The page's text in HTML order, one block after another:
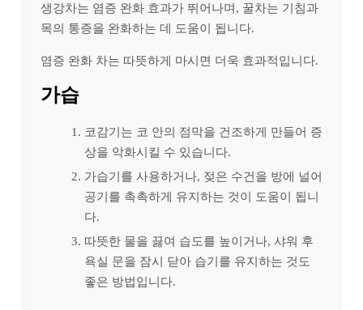
생강차는 염증 완화 효과가 뛰어나며, 꿀차는 기침과
목의 통증을 완화하는 데 도움이 됩니다.
염증 완화 차는 따뜻하게 마시면 더욱 효과적입니다.
가습
코감기는 코 안의 점막을 건조하게 만들어 증
상을 악화시킬 수 있습니다.
가습기를 사용하거나, 젖은 수건을 방에 널어
공기를 촉촉하게 유지하는 것이 도움이 됩니
다.
따뜻한 물을 끓여 습도를 높이거나, 샤워 후
욕실 문을 잠시 닫아 습기를 유지하는 것도
좋은 방법입니다.